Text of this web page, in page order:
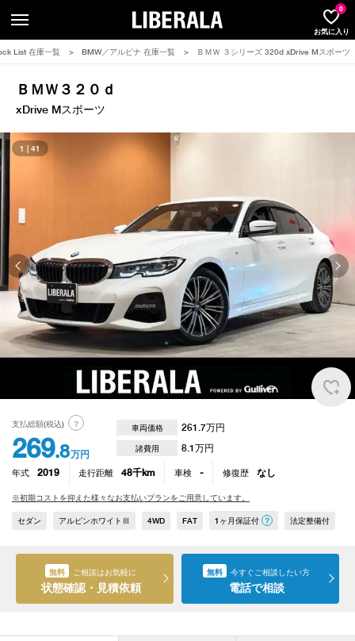
お気に入り
0
List 在庫一覧 > BMW／アルピナ 在庫一覧 > ＢＭＷ ３シリーズ 320d xDrive Mスポーツ
ＢＭＷ ３２０ｄ
xDrive Mスポーツ
1 | 41
支払総額(税込) ？
269.8万円
車両価格 261.7万円
諸費用 8.1万円
年式 2019 走行距離 48千km 車検 - 修復歴 なし
※初期コストを抑えた様々なお支払いプランをご用意しています。
セダン アルピンホワイトⅢ 4WD FAT 1ヶ月保証付 ？ 法定整備付
無料 ご相談はお気軽に
状態確認・見積依頼
無料 今すぐご相談したい方
電話で相談